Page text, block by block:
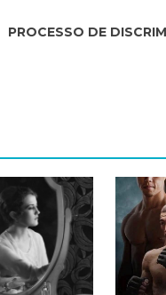
PROCESSO DE